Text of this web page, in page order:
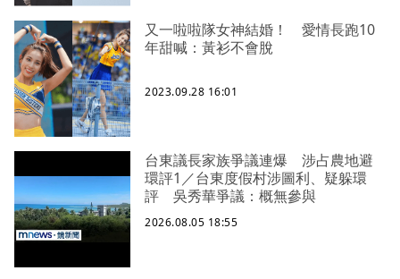
又一啦啦隊女神結婚！ 愛情長跑10
年甜喊：黃衫不會脫
2023.09.28 16:01
台東議長家族爭議連爆 涉占農地避
環評1／台東度假村涉圖利、疑躲環
評 吳秀華爭議：概無參與
2026.08.05 18:55